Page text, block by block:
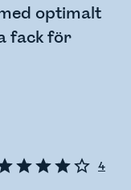
optimalt
fack för
4